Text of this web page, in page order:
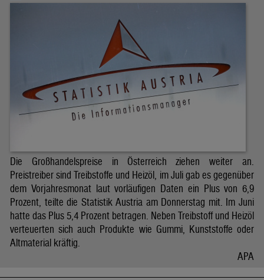
Die Großhandelspreise in Österreich ziehen weiter an.
Preistreiber sind Treibstoffe und Heizöl, im Juli gab es gegenüber
dem Vorjahresmonat laut vorläufigen Daten ein Plus von 6,9
Prozent, teilte die Statistik Austria am Donnerstag mit. Im Juni
hatte das Plus 5,4 Prozent betragen. Neben Treibstoff und Heizöl
verteuerten sich auch Produkte wie Gummi, Kunststoffe oder
Altmaterial kräftig.
APA